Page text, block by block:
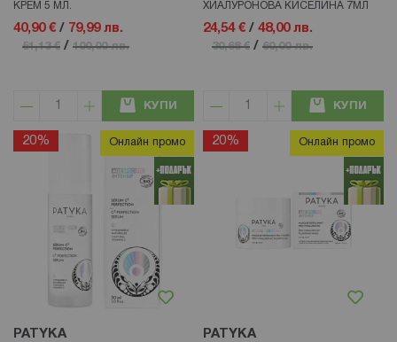
КРЕМ 5 МЛ.
40,90 € / 79,99 лв.
51,13 € / 100,00 лв.
КУПИ
ХИАЛУРОНОВА КИСЕЛИНА 7МЛ
24,54 € / 48,00 лв.
30,68 € / 60,00 лв.
КУПИ
20% Онлайн промо
PATYKA
20% Онлайн промо
PATYKA